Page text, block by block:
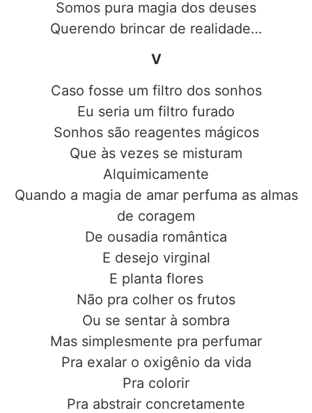
Somos pura magia dos deuses
Querendo brincar de realidade…
V
Caso fosse um filtro dos sonhos
Eu seria um filtro furado
Sonhos são reagentes mágicos
Que às vezes se misturam
Alquimicamente
Quando a magia de amar perfuma as almas
de coragem
De ousadia romântica
E desejo virginal
E planta flores
Não pra colher os frutos
Ou se sentar à sombra
Mas simplesmente pra perfumar
Pra exalar o oxigênio da vida
Pra colorir
Pra abstrair concretamente